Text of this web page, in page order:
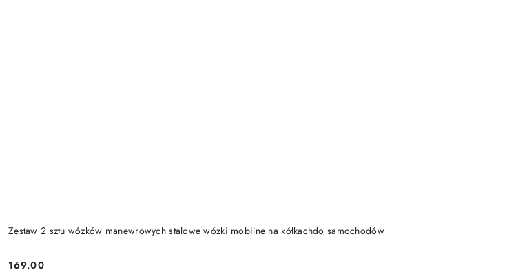
Zestaw 2 sztu wózków manewrowych stalowe wózki mobilne na kółkachdo samochodów
169.00